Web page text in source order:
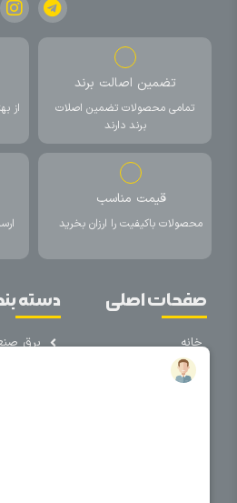
تضمین اصالت برند
تمامی محصولات تضمین اصلات
برند دارند
از
قیمت مناسب
محصولات باکیفیت را ارزان بخرید
صفحات اصلی
خانه
درباره ما
دسته
برق